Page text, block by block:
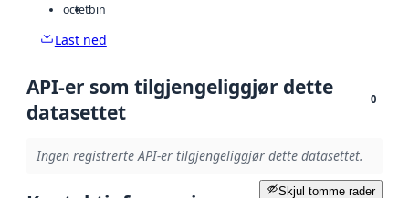
octetbin
Last ned
API-er som tilgjengeliggjør dette
datasettet
0
Ingen registrerte API-er tilgjengeliggjør dette datasettet.
Skjul tomme rader